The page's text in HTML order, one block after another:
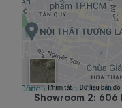
Showroom 2: 606